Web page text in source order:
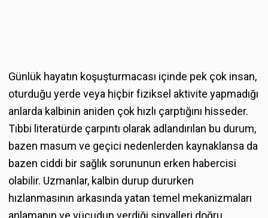
Günlük hayatın koşuşturmacası içinde pek çok insan,
oturduğu yerde veya hiçbir fiziksel aktivite yapmadığı
anlarda kalbinin aniden çok hızlı çarptığını hisseder.
Tıbbi literatürde çarpıntı olarak adlandırılan bu durum,
bazen masum ve geçici nedenlerden kaynaklansa da
bazen ciddi bir sağlık sorununun erken habercisi
olabilir. Uzmanlar, kalbin durup dururken
hızlanmasının arkasında yatan temel mekanizmaları
anlamanın ve vücudun verdiği sinyalleri doğru